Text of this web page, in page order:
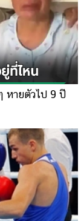
หายตัวไป 9 ปี